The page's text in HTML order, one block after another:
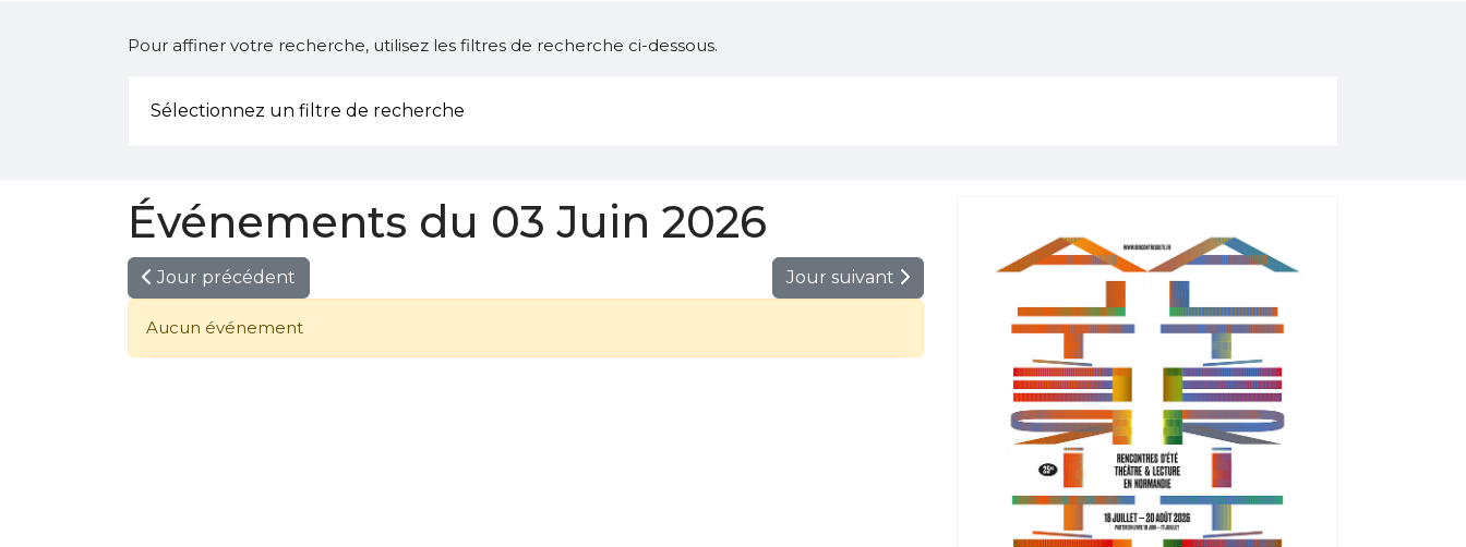
Pour affiner votre recherche, utilisez les filtres de recherche ci-dessous.
Sélectionnez un filtre de recherche
Événements du 03 Juin 2026
Jour précédent Jour suivant
Aucun événement